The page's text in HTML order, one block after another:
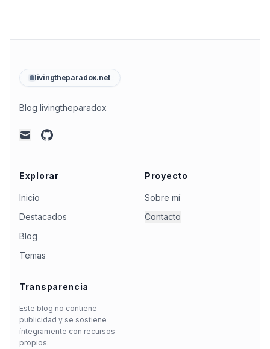
livingtheparadox.net
Blog livingtheparadox
mail
github
Explorar
Inicio
Destacados
Blog
Temas
Proyecto
Sobre mí
Contacto
Transparencia
Este blog no contiene
publicidad y se sostiene
íntegramente con recursos
propios.